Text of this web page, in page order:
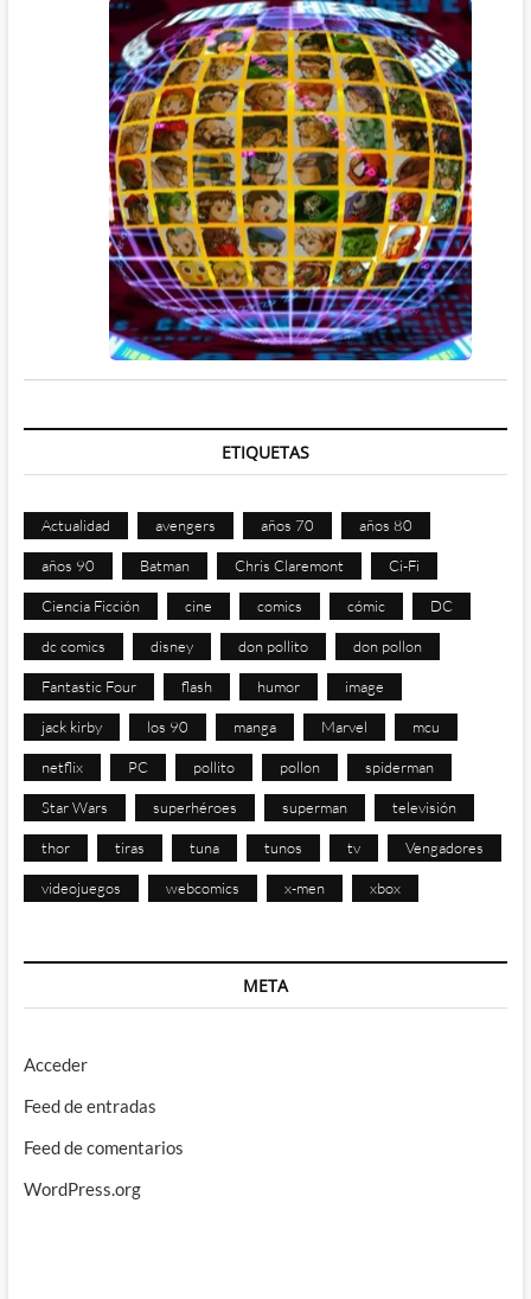
ETIQUETAS
Actualidad avengers años 70 años 80
años 90 Batman Chris Claremont Ci-Fi
Ciencia Ficción cine comics cómic DC
dc comics disney don pollito don pollon
Fantastic Four flash humor image
jack kirby los 90 manga Marvel mcu
netflix PC pollito pollon spiderman
Star Wars superhéroes superman televisión
thor tiras tuna tunos tv Vengadores
videojuegos webcomics x-men xbox
META
Acceder
Feed de entradas
Feed de comentarios
WordPress.org